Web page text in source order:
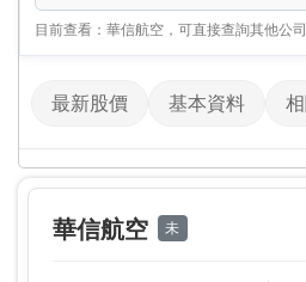
目前查看：華信航空，可直接查詢其他公
最新股價 基本資料
華信航空 未